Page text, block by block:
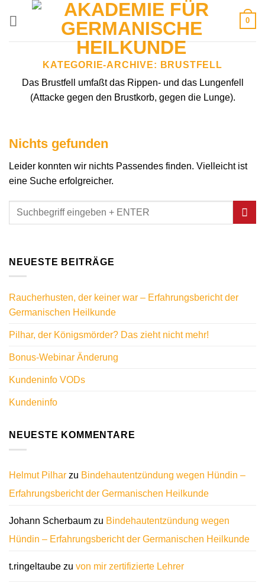
0
KATEGORIE-ARCHIVE: BRUSTFELL
Das Brustfell umfaßt das Rippen- und das Lungenfell
(Attacke gegen den Brustkorb, gegen die Lunge).
Nichts gefunden
Leider konnten wir nichts Passendes finden. Vielleicht ist
eine Suche erfolgreicher.
NEUESTE BEITRÄGE
Raucherhusten, der keiner war – Erfahrungsbericht der
Germanischen Heilkunde
Pilhar, der Königsmörder? Das zieht nicht mehr!
Bonus-Webinar Änderung
Kundeninfo VODs
Kundeninfo
NEUESTE KOMMENTARE
Helmut Pilhar zu Bindehautentzündung wegen Hündin –
Erfahrungsbericht der Germanischen Heilkunde
Johann Scherbaum zu Bindehautentzündung wegen
Hündin – Erfahrungsbericht der Germanischen Heilkunde
t.ringeltaube zu von mir zertifizierte Lehrer